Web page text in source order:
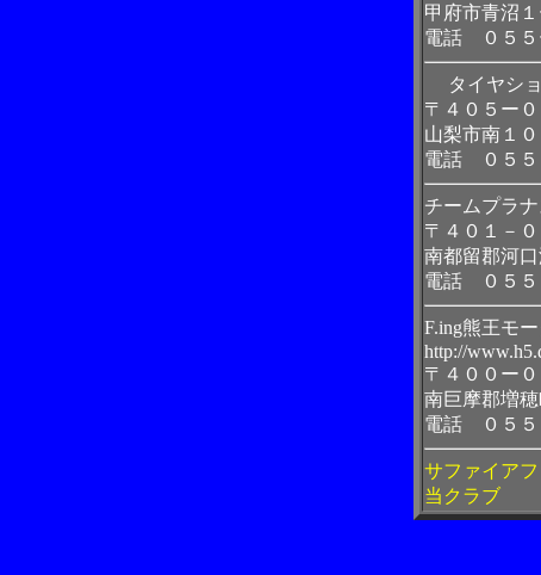
甲府市青沼
電話 ０５５
タイヤショ
〒４０５ー０
山梨市南１
電話 ０５５
チームプラナ
〒４０１－０
南都留郡河
電話 ０５５
F.ing熊王モ
http://
〒４００ー０
南巨摩郡増
電話 ０５５
サファイア
当クラブ